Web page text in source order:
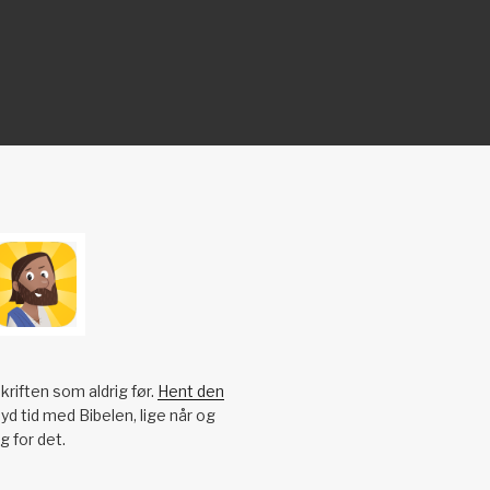
som aldrig før. Hent den
tid med Bibelen, lige når og
for det.